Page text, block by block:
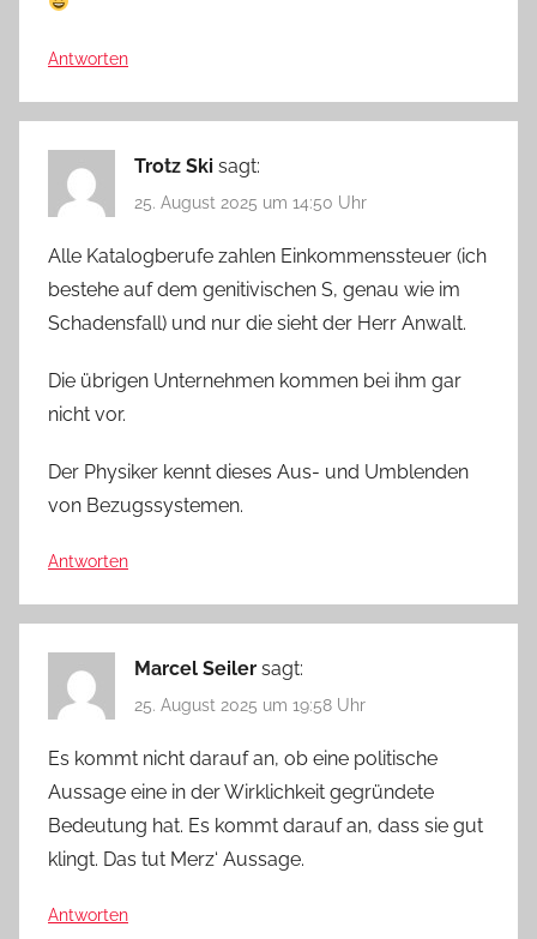
Antworten
Trotz Ski sagt:
25. August 2025 um 14:50 Uhr
Alle Katalogberufe zahlen Einkommenssteuer (ich
bestehe auf dem genitivischen S, genau wie im
Schadensfall) und nur die sieht der Herr Anwalt.
Die übrigen Unternehmen kommen bei ihm gar
nicht vor.
Der Physiker kennt dieses Aus- und Umblenden
von Bezugssystemen.
Antworten
Marcel Seiler sagt:
25. August 2025 um 19:58 Uhr
Es kommt nicht darauf an, ob eine politische
Aussage eine in der Wirklichkeit gegründete
Bedeutung hat. Es kommt darauf an, dass sie gut
klingt. Das tut Merz‘ Aussage.
Antworten